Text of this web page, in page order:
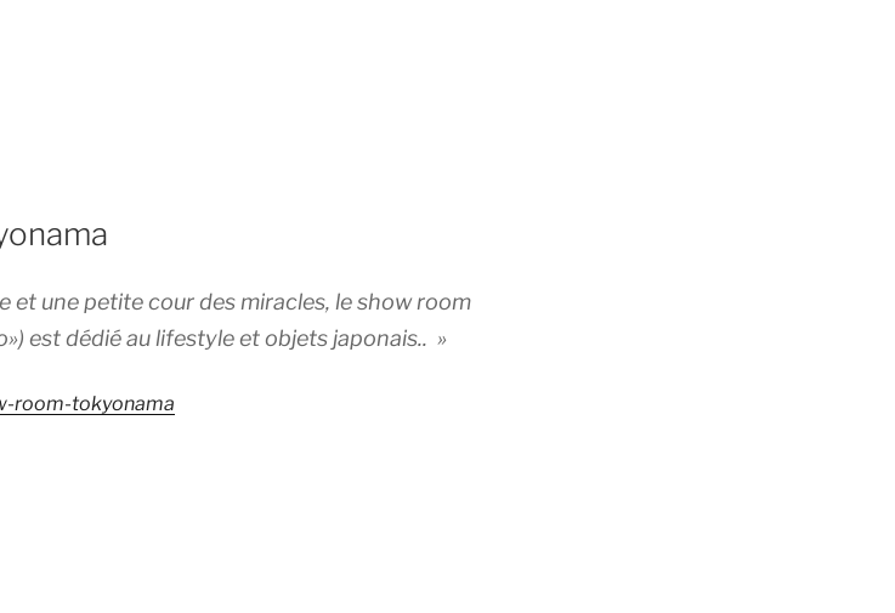
et une petite cour des miracles, le show room
est dédié au lifestyle et objets japonais.. »
room-tokyonama